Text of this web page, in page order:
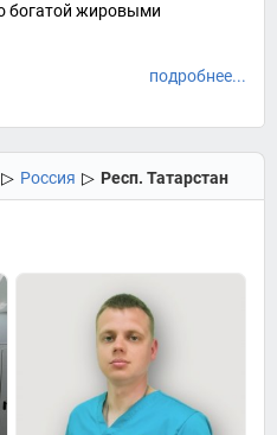
богатой жировыми
подробнее...
▷ Россия ▷ Респ. Татарстан